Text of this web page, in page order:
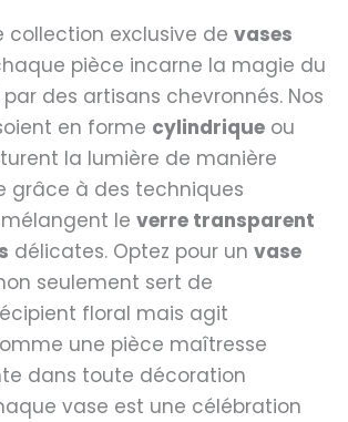
collection exclusive de vases
pièce incarne la magie du
par des artisans chevronnés. Nos
en forme cylindrique ou
la lumière de manière
grâce à des techniques
le verre transparent
délicates. Optez pour un vase
seulement sert de
floral mais agit
une pièce maîtresse
dans toute décoration
vase est une célébration